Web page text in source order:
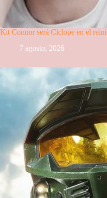
Kit Connor será Cíclope en el
7 agosto, 2026